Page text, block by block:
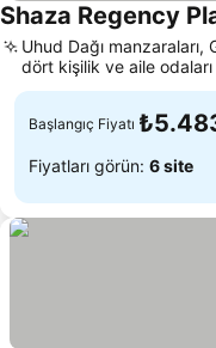
Shaza Regency
Uhud Dağı manzaraları,
dört kişilik ve aile odaları
Başlangıç Fiyatı
Fiyatları görün: 6 site